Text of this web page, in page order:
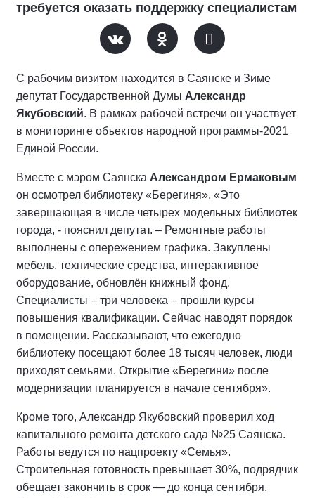
требуется оказать поддержку специалистам
С рабочим визитом находится в Саянске и Зиме
депутат Государственной Думы Александр
Якубовский. В рамках рабочей встречи он участвует
в мониторинге объектов народной программы-2021
Единой России.
Вместе с мэром Саянска Александром Ермаковым
он осмотрел библиотеку «Берегиня». «Это
завершающая в числе четырех модельных библиотек
города, - пояснил депутат. – Ремонтные работы
выполнены с опережением графика. Закуплены
мебель, технические средства, интерактивное
оборудование, обновлён книжный фонд.
Специалисты – три человека – прошли курсы
повышения квалификации. Сейчас наводят порядок
в помещении. Рассказывают, что ежегодно
библиотеку посещают более 18 тысяч человек, люди
приходят семьями. Открытие «Берегини» после
модернизации планируется в начале сентября».
Кроме того, Александр Якубовский проверил ход
капитального ремонта детского сада №25 Саянска.
Работы ведутся по нацпроекту «Семья».
Строительная готовность превышает 30%, подрядчик
обещает закончить в срок — до конца сентября.